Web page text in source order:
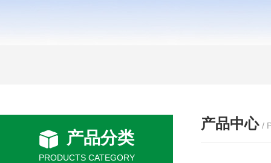
产品中心 /
产品分类
PRODUCTS CATEGORY